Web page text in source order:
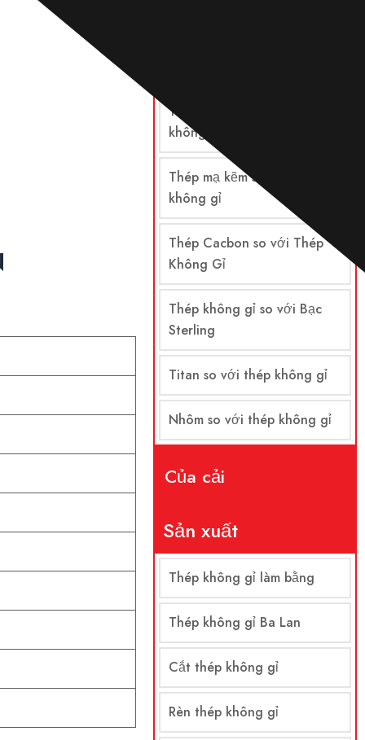
Thép hợp kim so với thép
không gỉ
Thép mạ kẽm so với thép
không gỉ
Thép Cacbon so với Thép
Không Gỉ
Thép không gỉ so với Bạc
Sterling
Titan so với thép không gỉ
Nhôm so với thép không gỉ
Của cải
Sản xuất
Thép không gỉ làm bằng
Thép không gỉ Ba Lan
Cắt thép không gỉ
Rèn thép không gỉ